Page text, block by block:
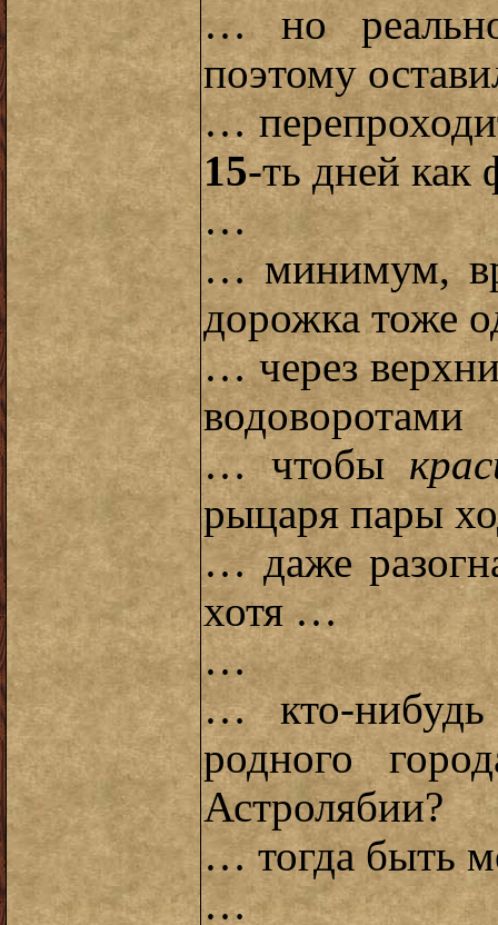
… но
поэтому
…
15-ть дней как
…
… минимум,
дорожка тоже
… через
водоворотами
… чтобы
рыцаря пары
… даже
хотя …
…
… кто-нибудь
родного
Астролябии?
… тогда быть
…